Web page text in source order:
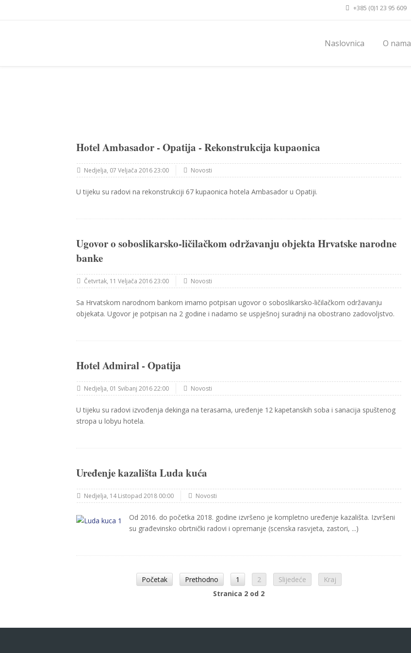
+385 (0)1 23 95 609
Naslovnica O nama
Hotel Ambasador - Opatija - Rekonstrukcija kupaonica
Nedjelja, 07 Veljača 2016 23:00 Novosti
U tijeku su radovi na rekonstrukciji 67 kupaonica hotela Ambasador u Opatiji.
Ugovor o soboslikarsko-ličilačkom održavanju objekta Hrvatske narodne
banke
Četvrtak, 11 Veljača 2016 23:00 Novosti
Sa Hrvatskom narodnom bankom imamo potpisan ugovor o soboslikarsko-ličilačkom održavanju
objekata. Ugovor je potpisan na 2 godine i nadamo se uspješnoj suradnji na obostrano zadovoljstvo.
Hotel Admiral - Opatija
Nedjelja, 01 Svibanj 2016 22:00 Novosti
U tijeku su radovi izvođenja dekinga na terasama, uređenje 12 kapetanskih soba i sanacija spuštenog
stropa u lobyu hotela.
Uređenje kazališta Luda kuća
Nedjelja, 14 Listopad 2018 00:00 Novosti
Od 2016. do početka 2018. godine izvršeno je kompletno uređenje kazališta. Izvršeni
su građevinsko obrtnički radovi i opremanje (scenska rasvjeta, zastori, ...)
Početak Prethodno 1 2 Slijedeće
Kraj
Stranica 2 od 2